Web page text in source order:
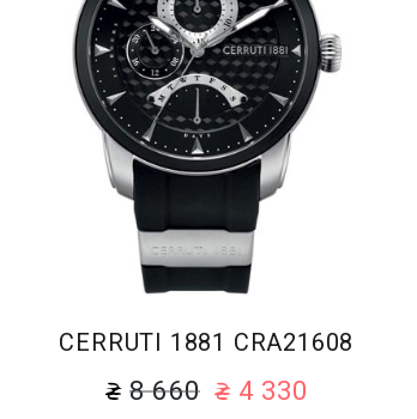
CERRUTI 1881 CRA21608
8 660 4 330